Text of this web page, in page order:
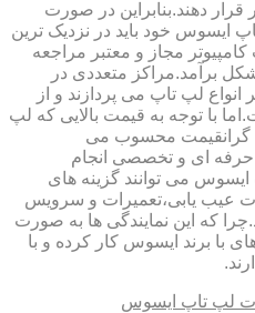
دهند.بنابراین در صورت
ایسوس خود باید در نزدیک ترین
مجاز و معتبر مراجعه
برآمد.مراکز متعددی در
لپ تاپ می پردازند و از
با توجه به قیمت بالایی که لپ
گرانقیمت محسوب می
حرفه ای و تخصصی انجام
ایسوس می توانند گزینه های
عیب یابی،تعمیرات و سرویس
که این نمایندگی ها به صورت
با برند ایسوس کار کرده و با
لپ تاپ ایسوس